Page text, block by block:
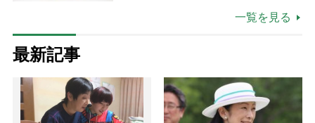
一覧を見る
最新記事